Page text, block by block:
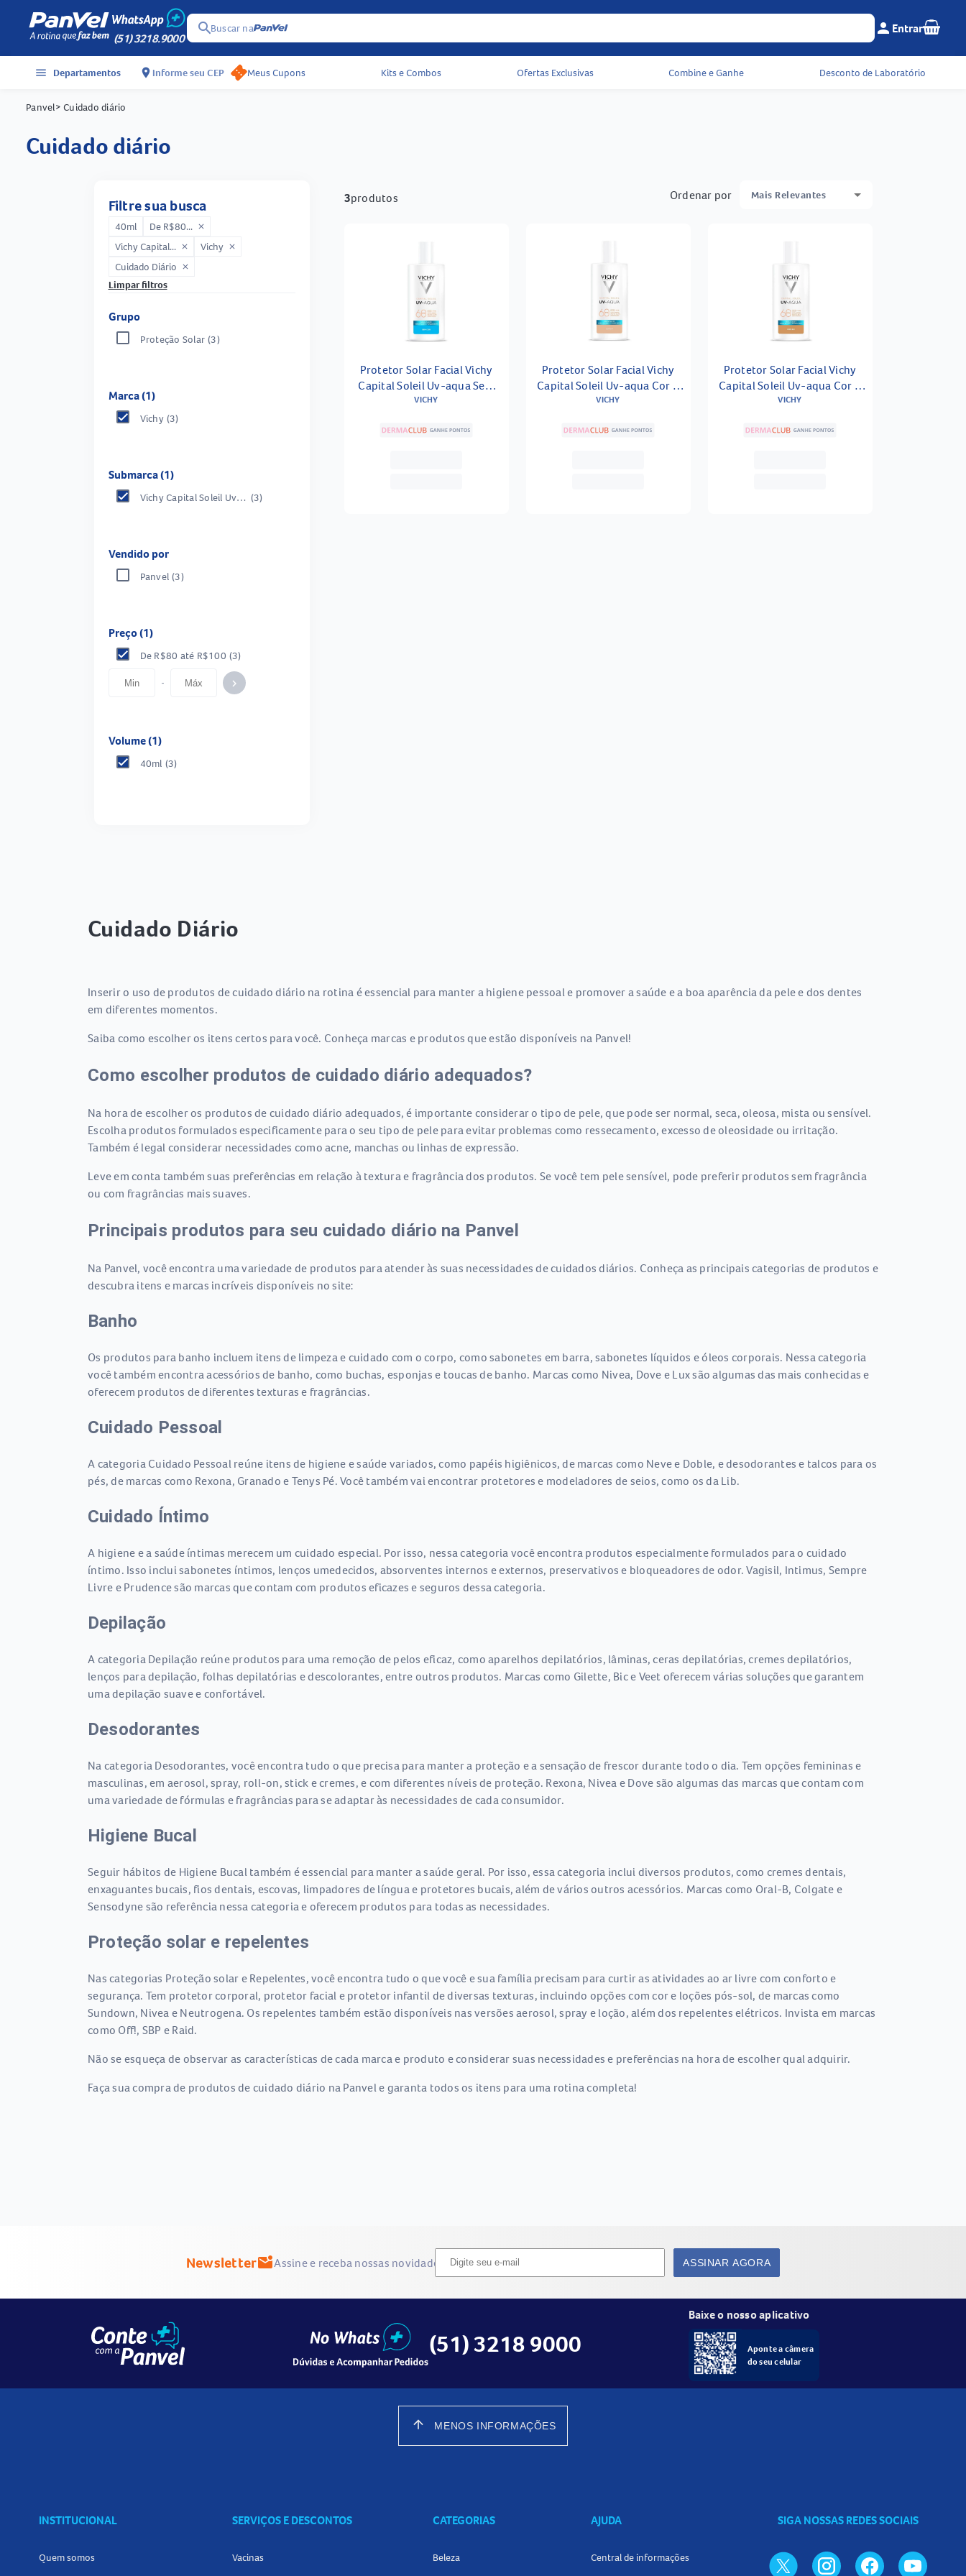
(51) 3218.9000
searchBuscar na Menu do cliente e
person Entrar Seu
Acessos rápidos do cabeçalho
menu Departamentos location_on Informe seu CEP Meus Cupons Kits e Combos Ofertas Exclusivas Combine e Ganhe Desconto de Laboratório
Panvel> Cuidado diário
cuidado diário
Filtre sua busca
40ml De R$80... close
Vichy Capital... close Vichy close
Cuidado Diário close
Limpar filtros
Grupo
Proteção Solar (3)
Marca (1)
Vichy (3)
Submarca (1)
Vichy Capital Soleil Uv Aqua (3)
Vendido por
Panvel (3)
Preço (1)
De R$80 até R$100 (3)
- keyboard_arrow_right
Volume (1)
40ml (3)
3produtos Ordenar por Mais Relevantes
Protetor Solar Facial Vichy
Capital Soleil Uv-aqua Sem
Cor Fps60 40ml
VICHY
Protetor Solar Facial Vichy
Capital Soleil Uv-aqua Cor 2
Fps60 40ml
VICHY
Protetor Solar Facial Vichy
Capital Soleil Uv-aqua Cor 4
Fps60 40ml
VICHY
Cuidado Diário
Inserir o uso de produtos de cuidado diário na rotina é essencial para manter a higiene pessoal e promover a saúde e a boa aparência da pele e dos dentes
em diferentes momentos.
Saiba como escolher os itens certos para você. Conheça marcas e produtos que estão disponíveis na Panvel!
Como escolher produtos de cuidado diário adequados?
Na hora de escolher os produtos de cuidado diário adequados, é importante considerar o tipo de pele, que pode ser normal, seca, oleosa, mista ou sensível.
Escolha produtos formulados especificamente para o seu tipo de pele para evitar problemas como ressecamento, excesso de oleosidade ou irritação.
Também é legal considerar necessidades como acne, manchas ou linhas de expressão.
Leve em conta também suas preferências em relação à textura e fragrância dos produtos. Se você tem pele sensível, pode preferir produtos sem fragrância
ou com fragrâncias mais suaves.
Principais produtos para seu cuidado diário na Panvel
Na Panvel, você encontra uma variedade de produtos para atender às suas necessidades de cuidados diários. Conheça as principais categorias de produtos e
descubra itens e marcas incríveis disponíveis no site:
Banho
Os produtos para banho incluem itens de limpeza e cuidado com o corpo, como sabonetes em barra, sabonetes líquidos e óleos corporais. Nessa categoria
você também encontra acessórios de banho, como buchas, esponjas e toucas de banho. Marcas como Nivea, Dove e Lux são algumas das mais conhecidas e
oferecem produtos de diferentes texturas e fragrâncias.
Cuidado Pessoal
A categoria Cuidado Pessoal reúne itens de higiene e saúde variados, como papéis higiênicos, de marcas como Neve e Doble, e desodorantes e talcos para os
pés, de marcas como Rexona, Granado e Tenys Pé. Você também vai encontrar protetores e modeladores de seios, como os da Lib.
Cuidado Íntimo
A higiene e a saúde íntimas merecem um cuidado especial. Por isso, nessa categoria você encontra produtos especialmente formulados para o cuidado
íntimo. Isso inclui sabonetes íntimos, lenços umedecidos, absorventes internos e externos, preservativos e bloqueadores de odor. Vagisil, Intimus, Sempre
Livre e Prudence são marcas que contam com produtos eficazes e seguros dessa categoria.
Depilação
A categoria Depilação reúne produtos para uma remoção de pelos eficaz, como aparelhos depilatórios, lâminas, ceras depilatórias, cremes depilatórios,
lenços para depilação, folhas depilatórias e descolorantes, entre outros produtos. Marcas como Gilette, Bic e Veet oferecem várias soluções que garantem
uma depilação suave e confortável.
Desodorantes
Na categoria Desodorantes, você encontra tudo o que precisa para manter a proteção e a sensação de frescor durante todo o dia. Tem opções femininas e
masculinas, em aerosol, spray, roll-on, stick e cremes, e com diferentes níveis de proteção. Rexona, Nivea e Dove são algumas das marcas que contam com
uma variedade de fórmulas e fragrâncias para se adaptar às necessidades de cada consumidor.
Higiene Bucal
Seguir hábitos de Higiene Bucal também é essencial para manter a saúde geral. Por isso, essa categoria inclui diversos produtos, como cremes dentais,
enxaguantes bucais, fios dentais, escovas, limpadores de língua e protetores bucais, além de vários outros acessórios. Marcas como Oral-B, Colgate e
Sensodyne são referência nessa categoria e oferecem produtos para todas as necessidades.
Proteção solar e repelentes
Nas categorias Proteção solar e Repelentes, você encontra tudo o que você e sua família precisam para curtir as atividades ao ar livre com conforto e
segurança. Tem protetor corporal, protetor facial e protetor infantil de diversas texturas, incluindo opções com cor e loções pós-sol, de marcas como
Sundown, Nivea e Neutrogena. Os repelentes também estão disponíveis nas versões aerosol, spray e loção, além dos repelentes elétricos. Invista em marcas
como Off!, SBP e Raid.
Não se esqueça de observar as características de cada marca e produto e considerar suas necessidades e preferências na hora de escolher qual adquirir.
Faça sua compra de produtos de cuidado diário na Panvel e garanta todos os itens para uma rotina completa!
Newslettermark_email_unreadAssine e receba nossas novidades ASSINAR AGORA
(51) 3218 9000
Baixe o nosso aplicativo
Aponte a câmera
do seu celular
arrow_upward MENOS INFORMAÇÕES
INSTITUCIONAL
Quem somos
SERVIÇOS E DESCONTOS
Vacinas
CATEGORIAS
Beleza
AJUDA
Central de informações
SIGA NOSSAS REDES SOCIAIS